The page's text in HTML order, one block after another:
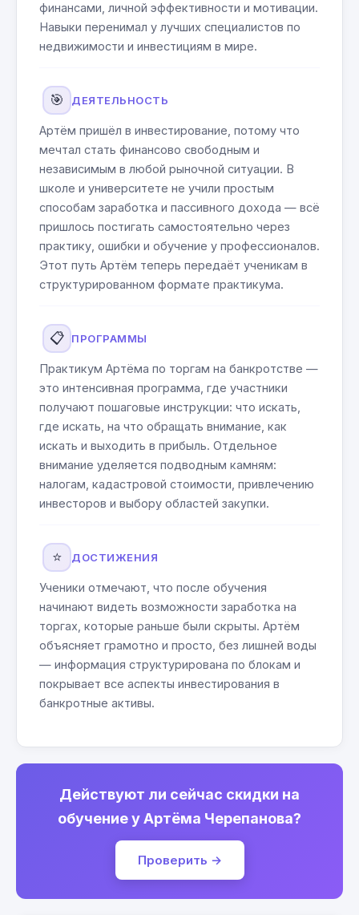
финансами, личной эффективности и мотивации.
Навыки перенимал у лучших специалистов по
недвижимости и инвестициям в мире.
🎯 ДЕЯТЕЛЬНОСТЬ
Артём пришёл в инвестирование, потому что
мечтал стать финансово свободным и
независимым в любой рыночной ситуации. В
школе и университете не учили простым
способам заработка и пассивного дохода — всё
пришлось постигать самостоятельно через
практику, ошибки и обучение у профессионалов.
Этот путь Артём теперь передаёт ученикам в
структурированном формате практикума.
📋 ПРОГРАММЫ
Практикум Артёма по торгам на банкротстве —
это интенсивная программа, где участники
получают пошаговые инструкции: что искать,
где искать, на что обращать внимание, как
искать и выходить в прибыль. Отдельное
внимание уделяется подводным камням:
налогам, кадастровой стоимости, привлечению
инвесторов и выбору областей закупки.
⭐ ДОСТИЖЕНИЯ
Ученики отмечают, что после обучения
начинают видеть возможности заработка на
торгах, которые раньше были скрыты. Артём
объясняет грамотно и просто, без лишней воды
— информация структурирована по блокам и
покрывает все аспекты инвестирования в
банкротные активы.
Действуют ли сейчас скидки на
обучение у Артёма Черепанова?
Проверить →